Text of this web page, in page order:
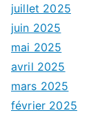
juillet 2025
juin 2025
mai 2025
avril 2025
mars 2025
février 2025